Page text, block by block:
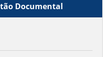
Documental